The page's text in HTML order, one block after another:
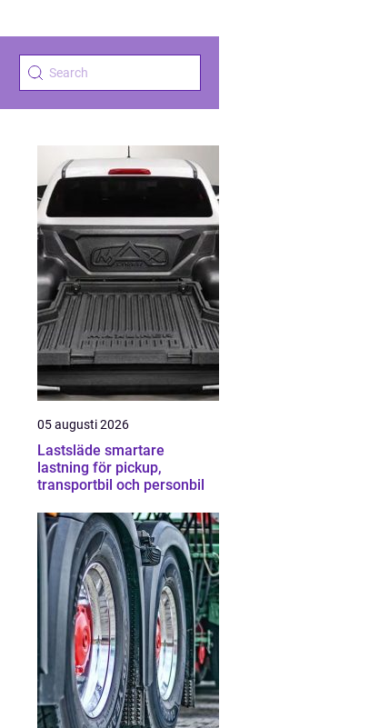
05 augusti 2026
Lastsläde smartare
lastning för pickup,
transportbil och personbil